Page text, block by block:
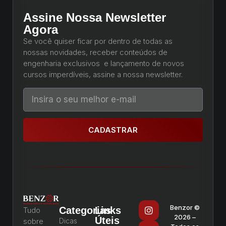
Assine Nossa Newsletter
Agora
Se você quiser ficar por dentro de todas as
nossas novidades, receber conteúdos de
engenharia exclusivos e lançamento de novos
cursos imperdíveis, assine a nossa newsletter.
CADASTRAR
Tudo
sobre
Categorias
Dicas
Links
Úteis
Benzor ©
2026 –